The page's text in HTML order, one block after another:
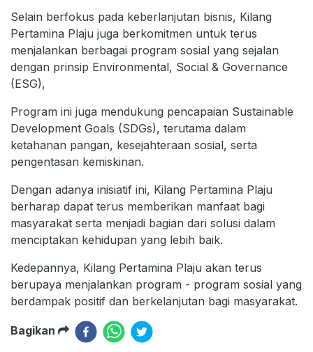
Selain berfokus pada keberlanjutan bisnis, Kilang
Pertamina Plaju juga berkomitmen untuk terus
menjalankan berbagai program sosial yang sejalan
dengan prinsip Environmental, Social & Governance
(ESG),
Program ini juga mendukung pencapaian Sustainable
Development Goals (SDGs), terutama dalam
ketahanan pangan, kesejahteraan sosial, serta
pengentasan kemiskinan.
Dengan adanya inisiatif ini, Kilang Pertamina Plaju
berharap dapat terus memberikan manfaat bagi
masyarakat serta menjadi bagian dari solusi dalam
menciptakan kehidupan yang lebih baik.
Kedepannya, Kilang Pertamina Plaju akan terus
berupaya menjalankan program - program sosial yang
berdampak positif dan berkelanjutan bagi masyarakat.
Bagikan